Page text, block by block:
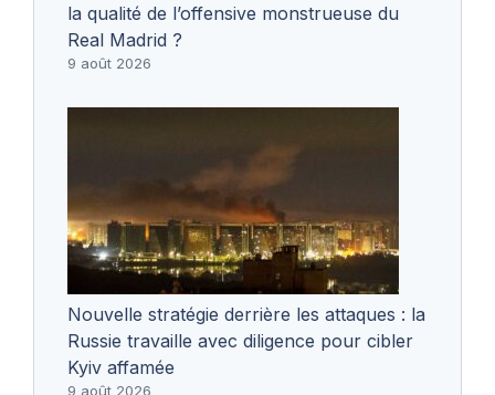
la qualité de l’offensive monstrueuse du
Real Madrid ?
9 août 2026
Nouvelle stratégie derrière les attaques : la
Russie travaille avec diligence pour cibler
Kyiv affamée
9 août 2026